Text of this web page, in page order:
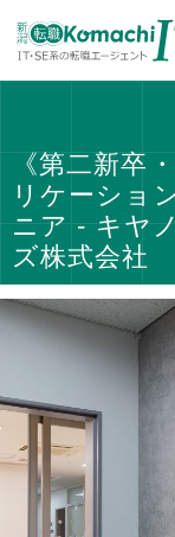
《第二新卒
リケーショ
ニア - キヤ
ズ株式会社